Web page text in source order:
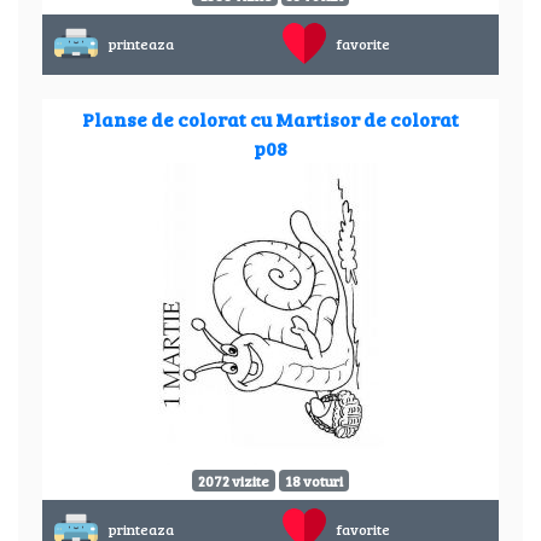
printeaza favorite
Planse de colorat cu Martisor de colorat
p08
2072 vizite 18 voturi
printeaza favorite